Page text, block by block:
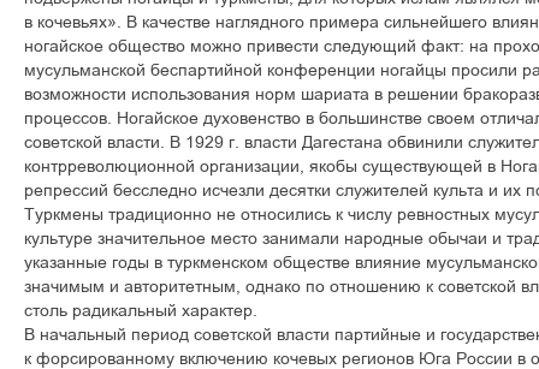
в кочевьях». В качестве наглядного примера сильнейшего
ногайское общество можно привести следующий факт: на
мусульманской беспартийной конференции ногайцы просили
возможности использования норм шариата в решении
процессов. Ногайское духовенство в большинстве своем
советской власти. В 1929 г. власти Дагестана обвинили
контрреволюционной организации, якобы существующей в
репрессий бесследно исчезли десятки служителей культа и их
Туркмены традиционно не относились к числу ревностных
культуре значительное место занимали народные обычаи и
указанные годы в туркменском обществе влияние
значимым и авторитетным, однако по отношению к советской
столь радикальный характер.
В начальный период советской власти партийные и
к форсированному включению кочевых регионов Юга России в